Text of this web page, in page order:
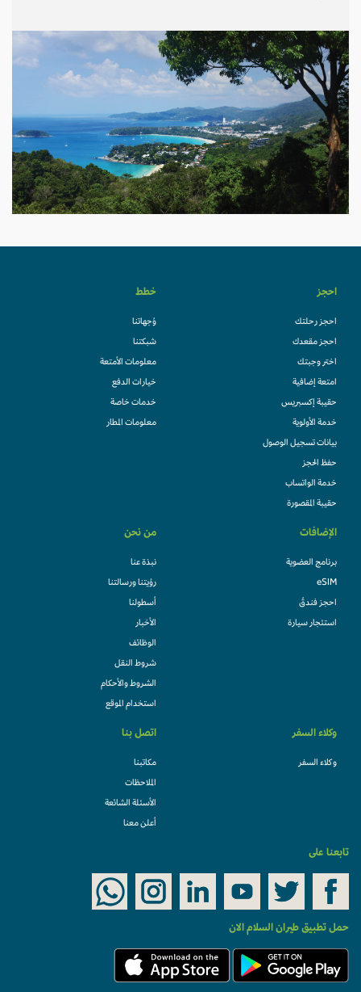
احجز
احجز رحلتك
احجز مقعدك
اختر وجبتك
امتعة إضافية
حقيبة إكسبريس
خدمة الأولوية
بيانات تسجيل الوصول
حفظ الحجز
خدمة الواتساب
حقيبة المقصورة
خطط
وُجهاتنا
شبكتنا
معلومات الأمتعة
خيارات الدفع
خدمات خاصة
معلومات المطار
الإضافات
برنامج العضوية
eSIM
احجز فندقً
استئجار سيارة
من نحن
نبذة عنا
رؤيتنا ورسالتنا
أسطولنا
الأخبار
الوظائف
شروط النقل
الشروط والأحكام
استخدام الموقع
وكلاء السفر
وكلاء السفر
اتصل بنا
مكاتبنا
الملاحظات
الأسئلة الشائعة
أعلن معنا
تابعنا على
حمل تطبيق طيران السلام الان